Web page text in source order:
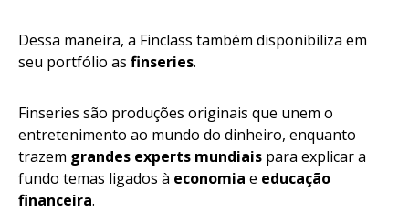
Dessa maneira, a Finclass também disponibiliza em
seu portfólio as finseries.
Finseries são produções originais que unem o
entretenimento ao mundo do dinheiro, enquanto
trazem grandes experts mundiais para explicar a
fundo temas ligados à economia e educação
financeira.